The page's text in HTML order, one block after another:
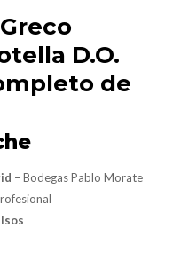
D.O.
de
– Bodegas Pablo Morate